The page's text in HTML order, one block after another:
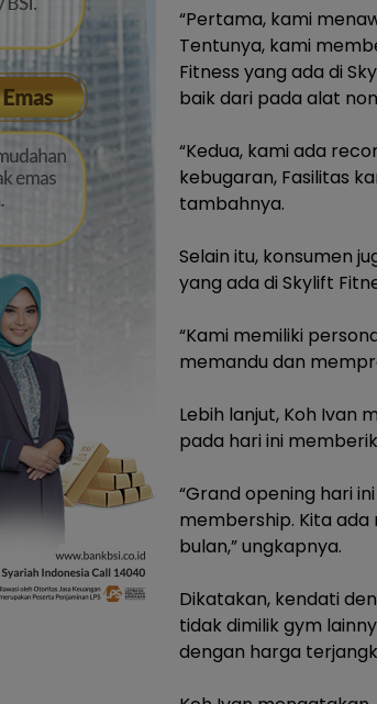
‎“Pertama, kami
Tentunya, kami
Fitness yang ada di
baik dari pada alat
‎“Kedua, kami ada
kebugaran, Fasilitas
tambahnya.
‎Selain itu, konsumen
yang ada di Skylift
‎“Kami memiliki
memandu dan
‎Lebih lanjut, Koh Ivan
pada hari ini
‎“Grand opening hari
membership. Kita
bulan,” ungkapnya.
‎Dikatakan, kendati
tidak dimilik gym
dengan harga